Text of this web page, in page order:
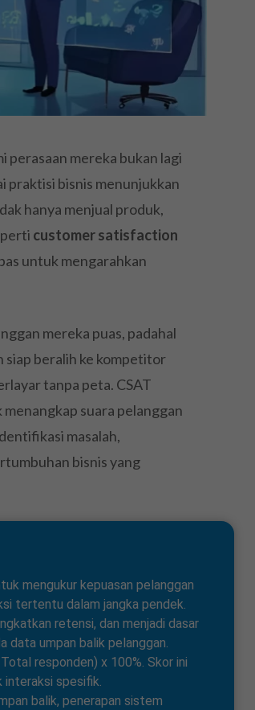
perasaan mereka bukan lagi
praktisi bisnis menunjukkan
hanya menjual produk,
customer satisfaction
untuk mengarahkan
mereka puas, padahal
siap beralih ke kompetitor
tanpa peta. CSAT
suara pelanggan
masalah,
bisnis yang
mengukur kepuasan pelanggan
tertentu dalam jangka pendek.
retensi, dan menjadi dasar
data umpan balik pelanggan.
responden) x 100%. Skor ini
spesifik.
balik, penerapan sistem